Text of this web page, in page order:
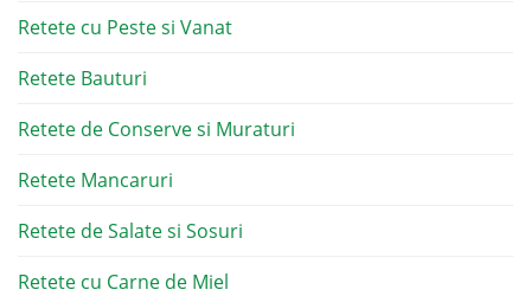
Retete cu Peste si Vanat
Retete Bauturi
Retete de Conserve si Muraturi
Retete Mancaruri
Retete de Salate si Sosuri
Retete cu Carne de Miel